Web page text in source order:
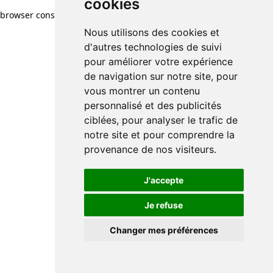
cookies
Nous utilisons des cookies et
d'autres technologies de suivi
pour améliorer votre expérience
de navigation sur notre site, pour
vous montrer un contenu
personnalisé et des publicités
ciblées, pour analyser le trafic de
notre site et pour comprendre la
provenance de nos visiteurs.
J'accepte
Je refuse
Changer mes préférences
browser console for more information)